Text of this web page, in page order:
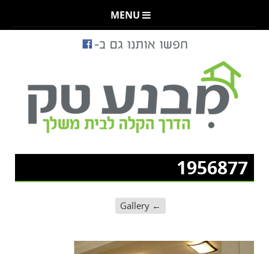
MENU
1956877
←